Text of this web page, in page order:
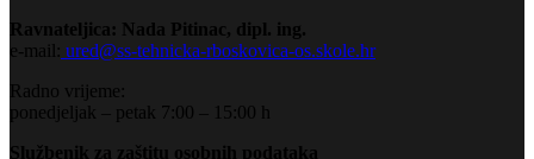
Ravnateljica: Nada Pitinac, dipl. ing.
e-mail: ured@ss-tehnicka-rboskovica-os.skole.hr
Radno vrijeme:
ponedjeljak – petak 7:00 – 15:00 h
Službenik za zaštitu osobnih podataka